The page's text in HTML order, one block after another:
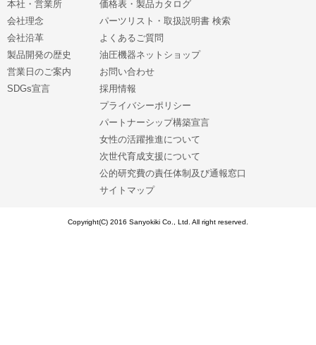
本社・営業所
会社理念
会社沿革
製品開発の歴史
営業日のご案内
SDGs宣言
価格表・製品カタログ
パーツリスト・取扱説明書 検索
よくあるご質問
油圧機器ネットショップ
お問い合わせ
採用情報
プライバシーポリシー
パートナーシップ構築宣言
女性の活躍推進について
次世代育成支援について
公的研究費の責任体制及び通報窓口
サイトマップ
Copyright(C) 2016 Sanyokiki Co., Ltd. All right reserved.